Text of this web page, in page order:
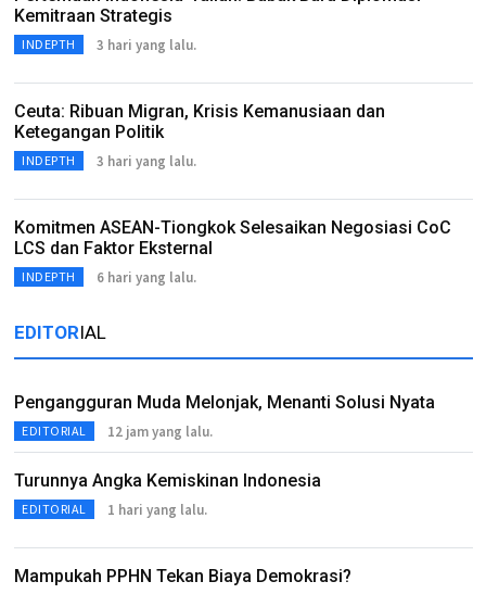
Kemitraan Strategis
INDEPTH 3 hari yang lalu.
Ceuta: Ribuan Migran, Krisis Kemanusiaan dan
Ketegangan Politik
INDEPTH 3 hari yang lalu.
Komitmen ASEAN-Tiongkok Selesaikan Negosiasi CoC
LCS dan Faktor Eksternal
INDEPTH 6 hari yang lalu.
EDITORIAL
Pengangguran Muda Melonjak, Menanti Solusi Nyata
EDITORIAL 12 jam yang lalu.
Turunnya Angka Kemiskinan Indonesia
EDITORIAL 1 hari yang lalu.
Mampukah PPHN Tekan Biaya Demokrasi?